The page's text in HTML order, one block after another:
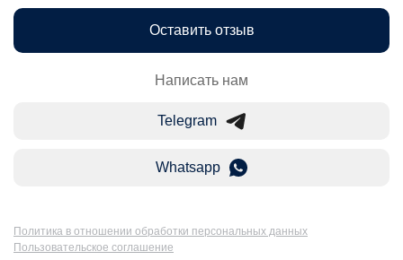
Оставить отзыв
Написать нам
Telegram
Whatsapp
Политика в отношении обработки персональных данных
Пользовательское соглашение